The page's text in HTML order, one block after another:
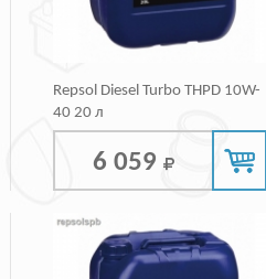
Repsol Diesel Turbo THPD 10W-
40 20 л
6 059